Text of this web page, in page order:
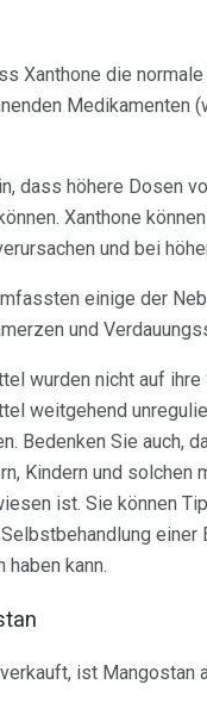
Xanthone die
Medikamenten
dass höhere Dosen
Xanthone
und bei
einige der
und
wurden nicht auf
weitgehend
Bedenken Sie auch,
Kindern und
ist. Sie können
kann.
ist Mangostan